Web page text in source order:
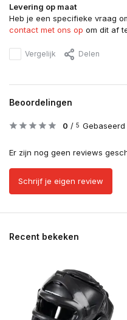
Levering op maat
Heb je een specifieke vraag
contact met ons op om dit af
Vergelijk Delen
Beoordelingen
0 / 5
Er zijn nog geen reviews
Schrijf je eigen review
Recent bekeken